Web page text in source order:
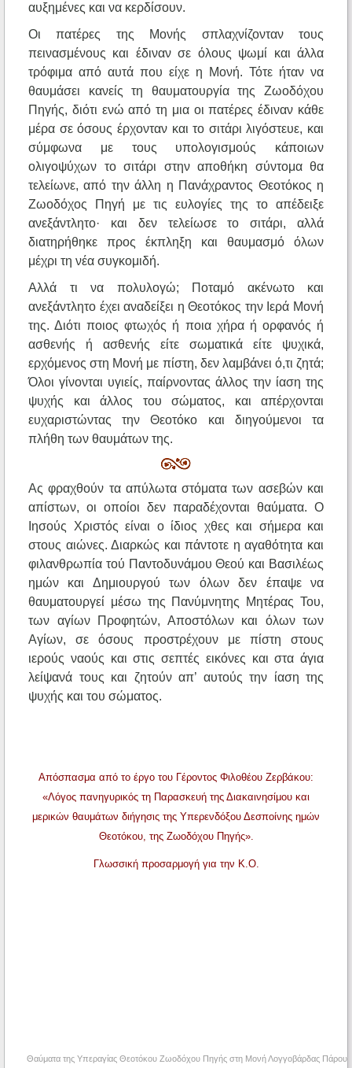
αυξημένες και να κερδίσουν.
Οι πατέρες της Μονής σπλαχνίζονταν τους
πεινασμένους και έδιναν σε όλους ψωμί και άλλα
τρόφιμα από αυτά που είχε η Μονή. Τότε ήταν να
θαυμάσει κανείς τη θαυματουργία της Ζωοδόχου
Πηγής, διότι ενώ από τη μια οι πατέρες έδιναν κάθε
μέρα σε όσους έρχονταν και το σιτάρι λιγόστευε, και
σύμφωνα με τους υπολογισμούς κάποιων
ολιγοψύχων το σιτάρι στην αποθήκη σύντομα θα
τελείωνε, από την άλλη η Πανάχραντος Θεοτόκος η
Ζωοδόχος Πηγή με τις ευλογίες της το απέδειξε
ανεξάντλητο· και δεν τελείωσε το σιτάρι, αλλά
διατηρήθηκε προς έκπληξη και θαυμασμό όλων
μέχρι τη νέα συγκομιδή.
Αλλά τι να πολυλογώ; Ποταμό ακένωτο και
ανεξάντλητο έχει αναδείξει η Θεοτόκος την Ιερά Μονή
της. Διότι ποιος φτωχός ή ποια χήρα ή ορφανός ή
ασθενής ή ασθενής είτε σωματικά είτε ψυχικά,
ερχόμενος στη Μονή με πίστη, δεν λαμβάνει ό,τι ζητά;
Όλοι γίνονται υγιείς, παίρνοντας άλλος την ίαση της
ψυχής και άλλος του σώματος, και απέρχονται
ευχαριστώντας την Θεοτόκο και διηγούμενοι τα
πλήθη των θαυμάτων της.
Ας φραχθούν τα απύλωτα στόματα των ασεβών και
απίστων, οι οποίοι δεν παραδέχονται θαύματα. Ο
Ιησούς Χριστός είναι ο ίδιος χθες και σήμερα και
στους αιώνες. Διαρκώς και πάντοτε η αγαθότητα και
φιλανθρωπία τού Παντοδυνάμου Θεού και Βασιλέως
ημών και Δημιουργού των όλων δεν έπαψε να
θαυματουργεί μέσω της Πανύμνητης Μητέρας Του,
των αγίων Προφητών, Αποστόλων και όλων των
Αγίων, σε όσους προστρέχουν με πίστη στους
ιερούς ναούς και στις σεπτές εικόνες και στα άγια
λείψανά τους και ζητούν απ’ αυτούς την ίαση της
ψυχής και του σώματος.
Απόσπασμα από το έργο του Γέροντος Φιλοθέου Ζερβάκου:
«Λόγος πανηγυρικός τη Παρασκευή της Διακαινησίμου και
μερικών θαυμάτων διήγησις της Υπερενδόξου Δεσποίνης ημών
Θεοτόκου, της Ζωοδόχου Πηγής».
Γλωσσική προσαρμογή για την Κ.Ο.
Θαύματα της Υπεραγίας Θεοτόκου Ζωοδόχου Πηγής στη Μονή Λογγοβάρδας Πάρου